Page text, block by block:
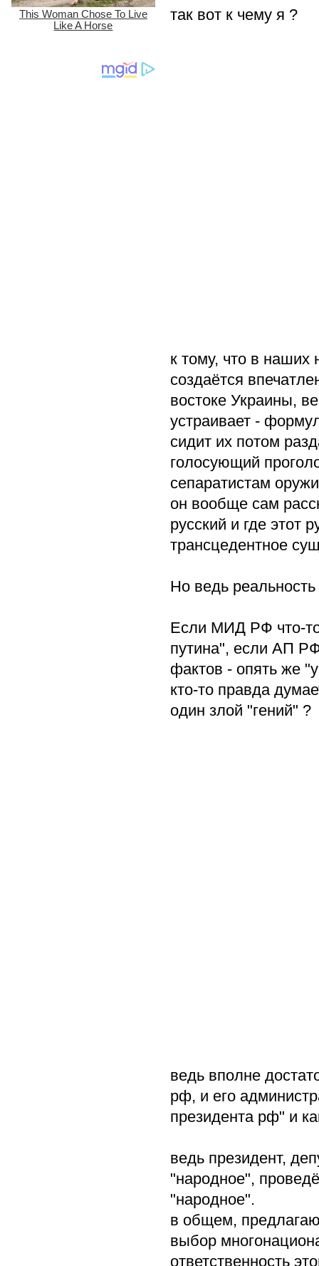
так вот к чему я ?
к тому, что в наших
создаётся
востоке Украины,
устраивает -
сидит их потом
голосующий
сепаратистам
он вообще сам
русский и где этот
трансцедентное
Но ведь
Если МИД РФ что-то
путина", если АП
фактов - опять же
кто-то правда
один злой "гений" ?
ведь вполне
рф, и его
президента рф" и
ведь президент,
"народное",
"народное".
в общем, предлагаю
выбор
ответственность